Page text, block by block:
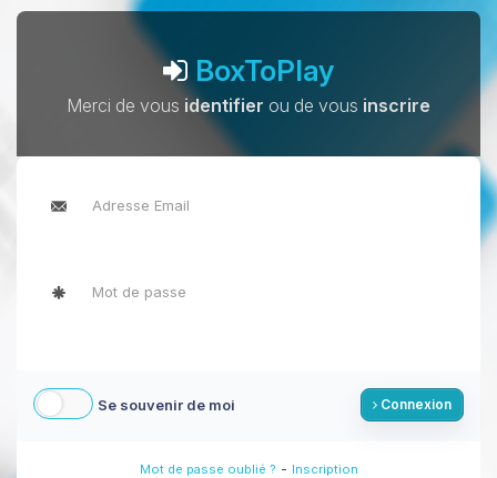
BoxToPlay
Merci de vous identifier ou de vous inscrire
Se souvenir de moi Connexion
Mot de passe oublié ? - Inscription